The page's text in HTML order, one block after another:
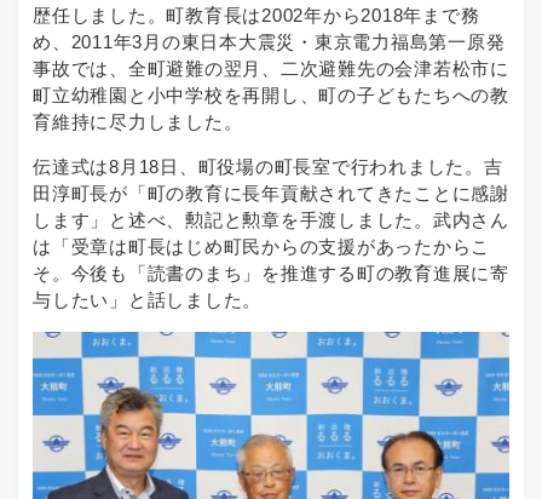
歴任しました。町教育長は2002年から2018年まで務
め、2011年3月の東日本大震災・東京電力福島第一原発
事故では、全町避難の翌月、二次避難先の会津若松市に
町立幼稚園と小中学校を再開し、町の子どもたちへの教
育維持に尽力しました。
伝達式は8月18日、町役場の町長室で行われました。吉
田淳町長が「町の教育に長年貢献されてきたことに感謝
します」と述べ、勲記と勲章を手渡しました。武内さん
は「受章は町長はじめ町民からの支援があったからこ
そ。今後も「読書のまち」を推進する町の教育進展に寄
与したい」と話しました。